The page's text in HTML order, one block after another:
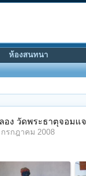
อง วัดพระธาตุจอมแจ
กรกฎาคม 2008
ห้องสนทนา